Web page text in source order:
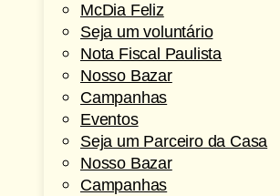
McDia Feliz
Seja um voluntário
Nota Fiscal Paulista
Nosso Bazar
Campanhas
Eventos
Seja um Parceiro da Casa
Nosso Bazar
Campanhas